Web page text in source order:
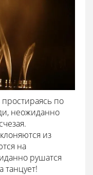
по
неожиданно
из
на
рушатся
танцует!